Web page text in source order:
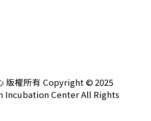
版權所有 Copyright © 2025
Incubation Center All Rights